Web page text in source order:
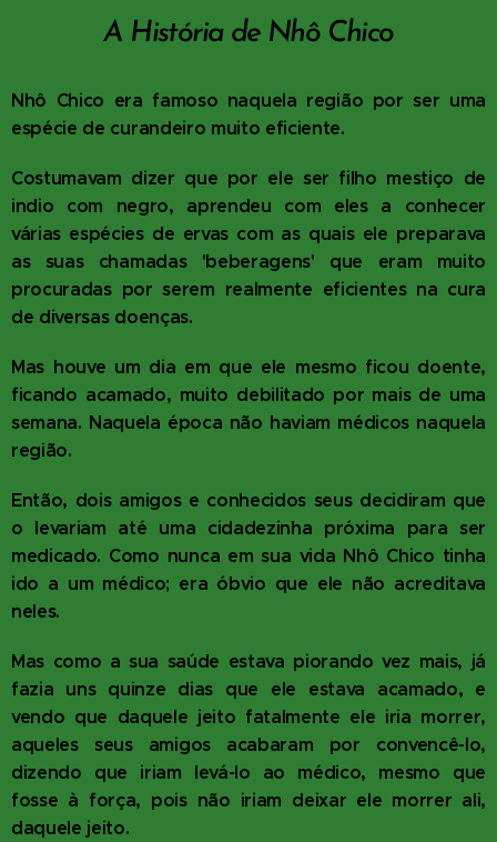
A História de Nhô Chico
Nhô Chico era famoso naquela região por ser uma
espécie de curandeiro muito eficiente.
Costumavam dizer que por ele ser filho mestiço de
indio com negro, aprendeu com eles a conhecer
várias espécies de ervas com as quais ele preparava
as suas chamadas 'beberagens' que eram muito
procuradas por serem realmente eficientes na cura
de diversas doenças.
Mas houve um dia em que ele mesmo ficou doente,
ficando acamado, muito debilitado por mais de uma
semana. Naquela época não haviam médicos naquela
região.
Então, dois amigos e conhecidos seus decidiram que
o levariam até uma cidadezinha próxima para ser
medicado. Como nunca em sua vida Nhô Chico tinha
ido a um médico; era óbvio que ele não acreditava
neles.
Mas como a sua saúde estava piorando vez mais, já
fazia uns quinze dias que ele estava acamado, e
vendo que daquele jeito fatalmente ele iria morrer,
aqueles seus amigos acabaram por convencê-lo,
dizendo que iriam levá-lo ao médico, mesmo que
fosse à força, pois não iriam deixar ele morrer ali,
daquele jeito.